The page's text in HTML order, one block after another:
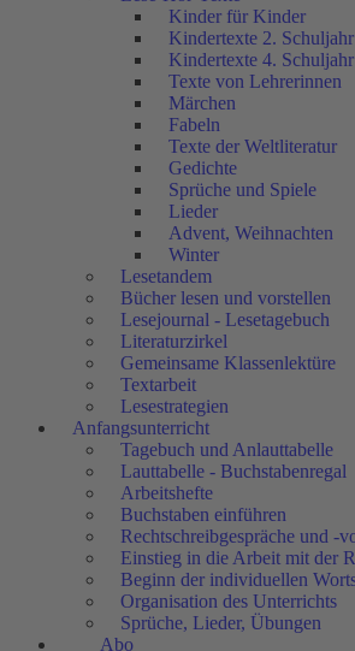
Kinder für Kinder
Kindertexte 2. Schuljahr
Kindertexte 4. Schuljahr
Texte von Lehrerinnen
Märchen
Fabeln
Texte der Weltliteratur
Gedichte
Sprüche und Spiele
Lieder
Advent, Weihnachten
Winter
Lesetandem
Bücher lesen und vorstellen
Lesejournal - Lesetagebuch
Literaturzirkel
Gemeinsame Klassenlektüre
Textarbeit
Lesestrategien
Anfangsunterricht
Tagebuch und Anlauttabelle
Lauttabelle - Buchstabenregal
Arbeitshefte
Buchstaben einführen
Rechtschreibgespräche und -
Einstieg in die Arbeit mit der
Beginn der individuellen
Organisation des Unterrichts
Sprüche, Lieder, Übungen
Abo